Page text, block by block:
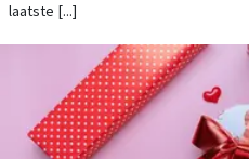
laatste [...]